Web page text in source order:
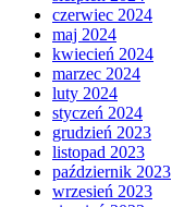
czerwiec 2024
maj 2024
kwiecień 2024
marzec 2024
luty 2024
styczeń 2024
grudzień 2023
listopad 2023
październik 2023
wrzesień 2023